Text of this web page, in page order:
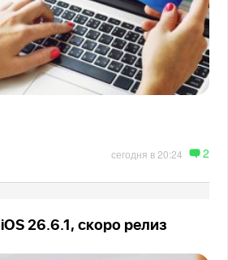
сегодня в 20:24 2
26.6.1, скоро релиз